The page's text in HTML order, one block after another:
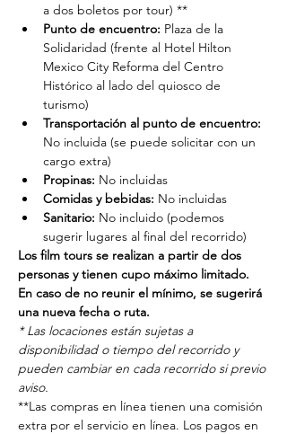
a dos boletos por tour) **
Punto de encuentro: Plaza de la
Solidaridad (frente al Hotel Hilton
Mexico City Reforma del Centro
Histórico al lado del quiosco de
turismo)
Transportación al punto de encuentro:
No incluida (se puede solicitar con un
cargo extra)
Propinas: No incluidas
Comidas y bebidas: No incluidas
Sanitario: No incluido (podemos
sugerir lugares al final del recorrido)
Los film tours se realizan a partir de dos
personas y tienen cupo máximo limitado.
En caso de no reunir el mínimo, se sugerirá
una nueva fecha o ruta.
* Las locaciones están sujetas a
disponibilidad o tiempo del recorrido y
pueden cambiar en cada recorrido si previo
aviso.
**Las compras en línea tienen una comisión
extra por el servicio en línea. Los pagos en